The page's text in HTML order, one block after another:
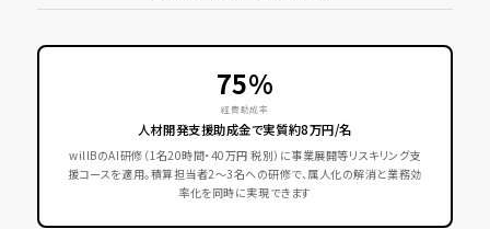
75%
経費助成率
人材開発支援助成金で実質約8万円/名
willBのAI研修（1名20時間・40万円 税別）に事業展開等リスキリング支
援コースを適用。積算担当者2〜3名への研修で、属人化の解消と業務効
率化を同時に実現できます